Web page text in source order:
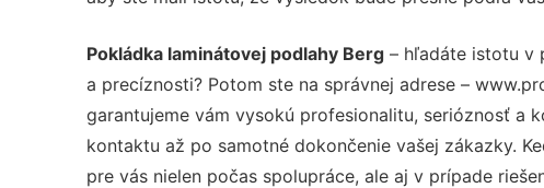
Pokládka laminátovej podlahy Berg– hľadáte istotu v
a precíznosti? Potom ste na správnej adrese –
garantujeme vám vysokú profesionalitu, serióznosť a
kontaktu až po samotné dokončenie vašej zákazky.
pre vás nielen počas spolupráce, ale aj v prípade